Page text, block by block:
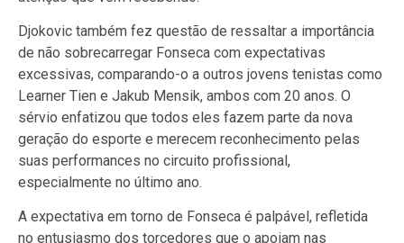
Djokovic também fez questão de ressaltar a importância
de não sobrecarregar Fonseca com expectativas
excessivas, comparando-o a outros jovens tenistas como
Learner Tien e Jakub Mensik, ambos com 20 anos. O
sérvio enfatizou que todos eles fazem parte da nova
geração do esporte e merecem reconhecimento pelas
suas performances no circuito profissional,
especialmente no último ano.
A expectativa em torno de Fonseca é palpável, refletida
no entusiasmo dos torcedores que o apoiam nas